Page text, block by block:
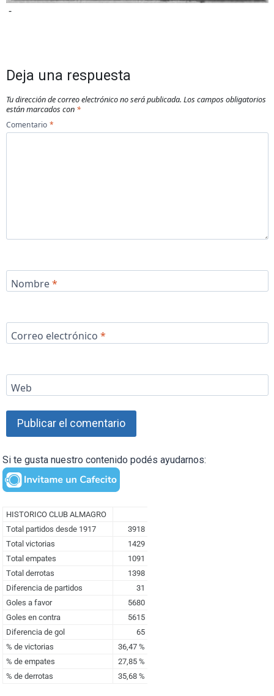
-
Deja una respuesta
Tu dirección de correo electrónico no será publicada. Los campos obligatorios
están marcados con *
Comentario *
Nombre*
Correo electrónico *
Web
Si te gusta nuestro contenido podés ayudarnos: